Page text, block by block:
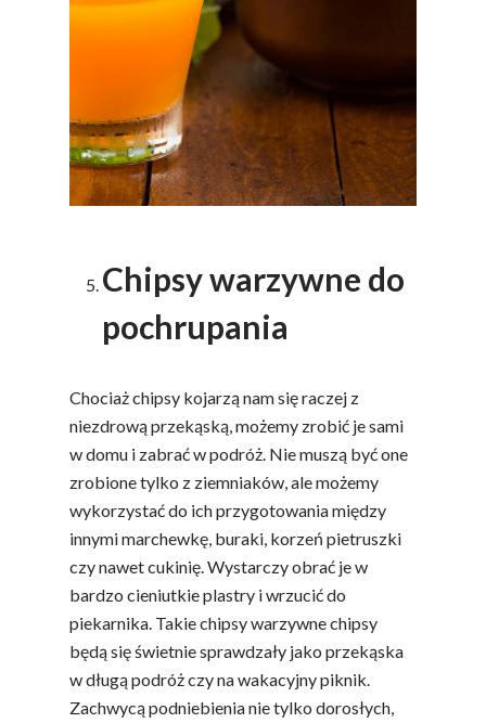
Chipsy warzywne do
pochrupania
Chociaż chipsy kojarzą nam się raczej z
niezdrową przekąską, możemy zrobić je sami
w domu i zabrać w podróż. Nie muszą być one
zrobione tylko z ziemniaków, ale możemy
wykorzystać do ich przygotowania między
innymi marchewkę, buraki, korzeń pietruszki
czy nawet cukinię. Wystarczy obrać je w
bardzo cieniutkie plastry i wrzucić do
piekarnika. Takie chipsy warzywne chipsy
będą się świetnie sprawdzały jako przekąska
w długą podróż czy na wakacyjny piknik.
Zachwycą podniebienia nie tylko dorosłych,